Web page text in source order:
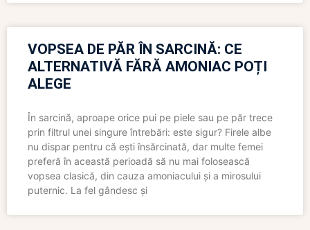
VOPSEA DE PĂR ÎN SARCINĂ: CE
ALTERNATIVĂ FĂRĂ AMONIAC POȚI
ALEGE
În sarcină, aproape orice pui pe piele sau pe păr trece
prin filtrul unei singure întrebări: este sigur? Firele albe
nu dispar pentru că ești însărcinată, dar multe femei
preferă în această perioadă să nu mai folosească
vopsea clasică, din cauza amoniacului și a mirosului
puternic. La fel gândesc și